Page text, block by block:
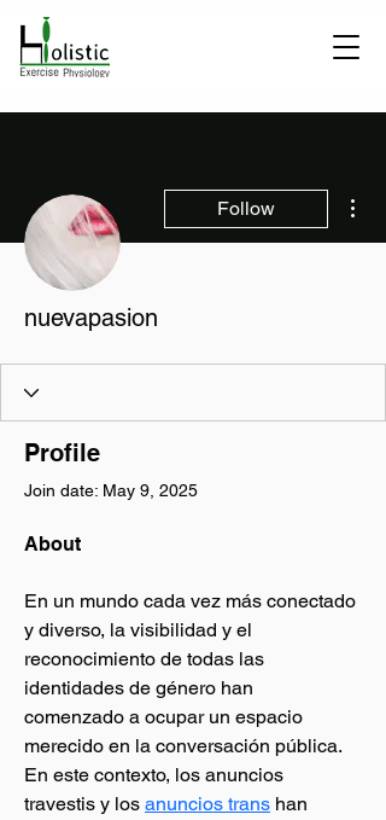
Follow
nuevapasion
Profile
Join date: May 9, 2025
About
En un mundo cada vez más conectado
y diverso, la visibilidad y el
reconocimiento de todas las
identidades de género han
comenzado a ocupar un espacio
merecido en la conversación pública.
En este contexto, los anuncios
travestis y los anuncios trans han